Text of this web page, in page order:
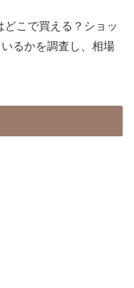
こで買える？ショッ
るかを調査し、相場